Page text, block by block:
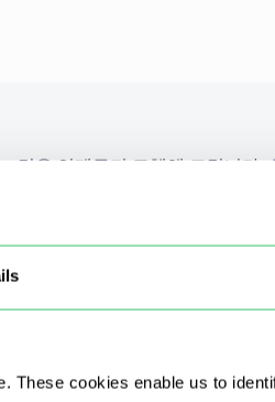
These cookies enable us to
경우 언제든지 교체해 드립니다.